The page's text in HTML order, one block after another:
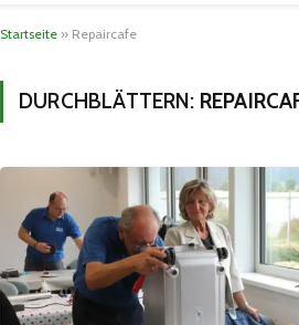
Startseite » Repaircafe
DURCHBLÄTTERN: